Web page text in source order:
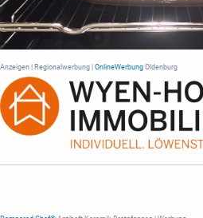
Anzeigen | Regionalwerbung | OnlineWerbung Oldenburg